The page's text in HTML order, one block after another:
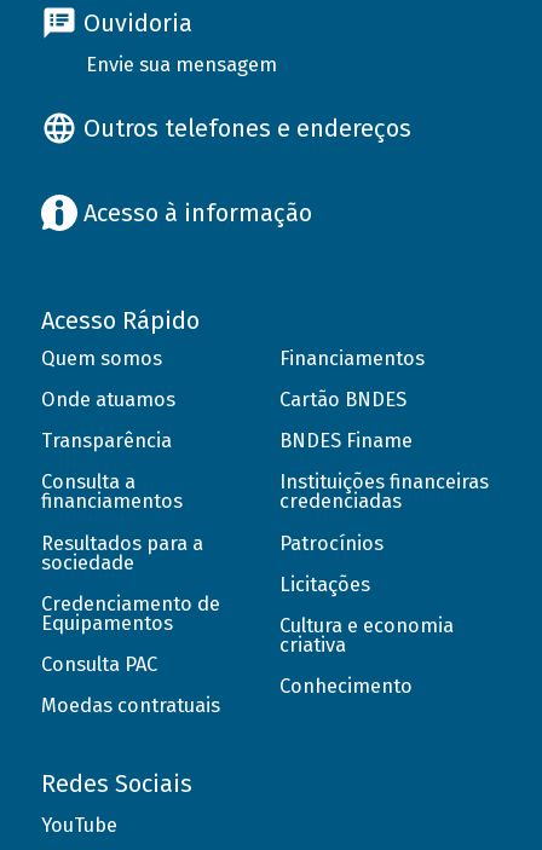
Ouvidoria
Envie sua mensagem
Outros telefones e endereços
Acesso à informação
Acesso Rápido
Quem somos
Onde atuamos
Transparência
Consulta a
financiamentos
Resultados para a
sociedade
Credenciamento de
Equipamentos
Consulta PAC
Moedas contratuais
Financiamentos
Cartão BNDES
BNDES Finame
Instituições financeiras
credenciadas
Patrocínios
Licitações
Cultura e economia
criativa
Conhecimento
Redes Sociais
YouTube